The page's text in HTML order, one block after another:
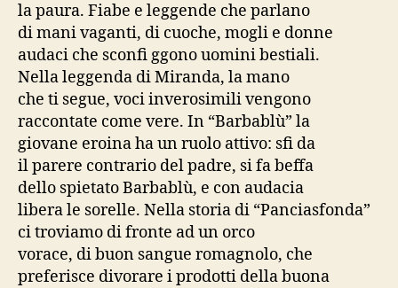
la paura. Fiabe e leggende che parlano
di mani vaganti, di cuoche, mogli e donne
audaci che sconfi ggono uomini bestiali.
Nella leggenda di Miranda, la mano
che ti segue, voci inverosimili vengono
raccontate come vere. In “Barbablù” la
giovane eroina ha un ruolo attivo: sfi da
il parere contrario del padre, si fa beffa
dello spietato Barbablù, e con audacia
libera le sorelle. Nella storia di “Panciasfonda”
ci troviamo di fronte ad un orco
vorace, di buon sangue romagnolo, che
preferisce divorare i prodotti della buona